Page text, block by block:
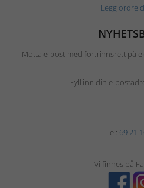
Legg ordre
Motta e-post med fortrinnsrett på
Fyll inn din e-
Tel: 69 21
Vi finnes på